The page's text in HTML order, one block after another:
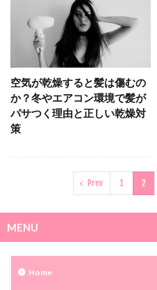
空気が乾燥すると髪は傷むの
か？冬やエアコン環境で髪が
パサつく理由と正しい乾燥対
策
Prev 1 2
MENU
Home